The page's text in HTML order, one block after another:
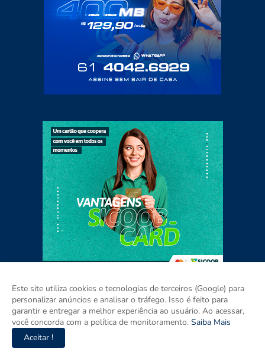
Copyright ©
Home Sobre Contato Mídia Kit
Este site utiliza cookies e tecnologias de terceiros (Google) para
personalizar anúncios e analisar o tráfego. Isso é feito para
garantir e entregar a melhor experiência ao usuário. Ao acessar,
você concorda com a política de monitoramento. Saiba Mais
Aceitar !